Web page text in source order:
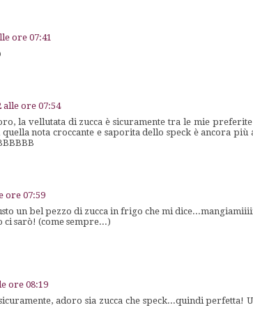
ore 07:41
alle ore 07:54
la vellutata di zucca è sicuramente tra le mie
nota croccante e saporita dello speck è ancora più
ore 07:59
un bel pezzo di zucca in frigo che mi
ci sarò! (come sempre...)
ore 08:19
adoro sia zucca che speck...quindi perfetta!